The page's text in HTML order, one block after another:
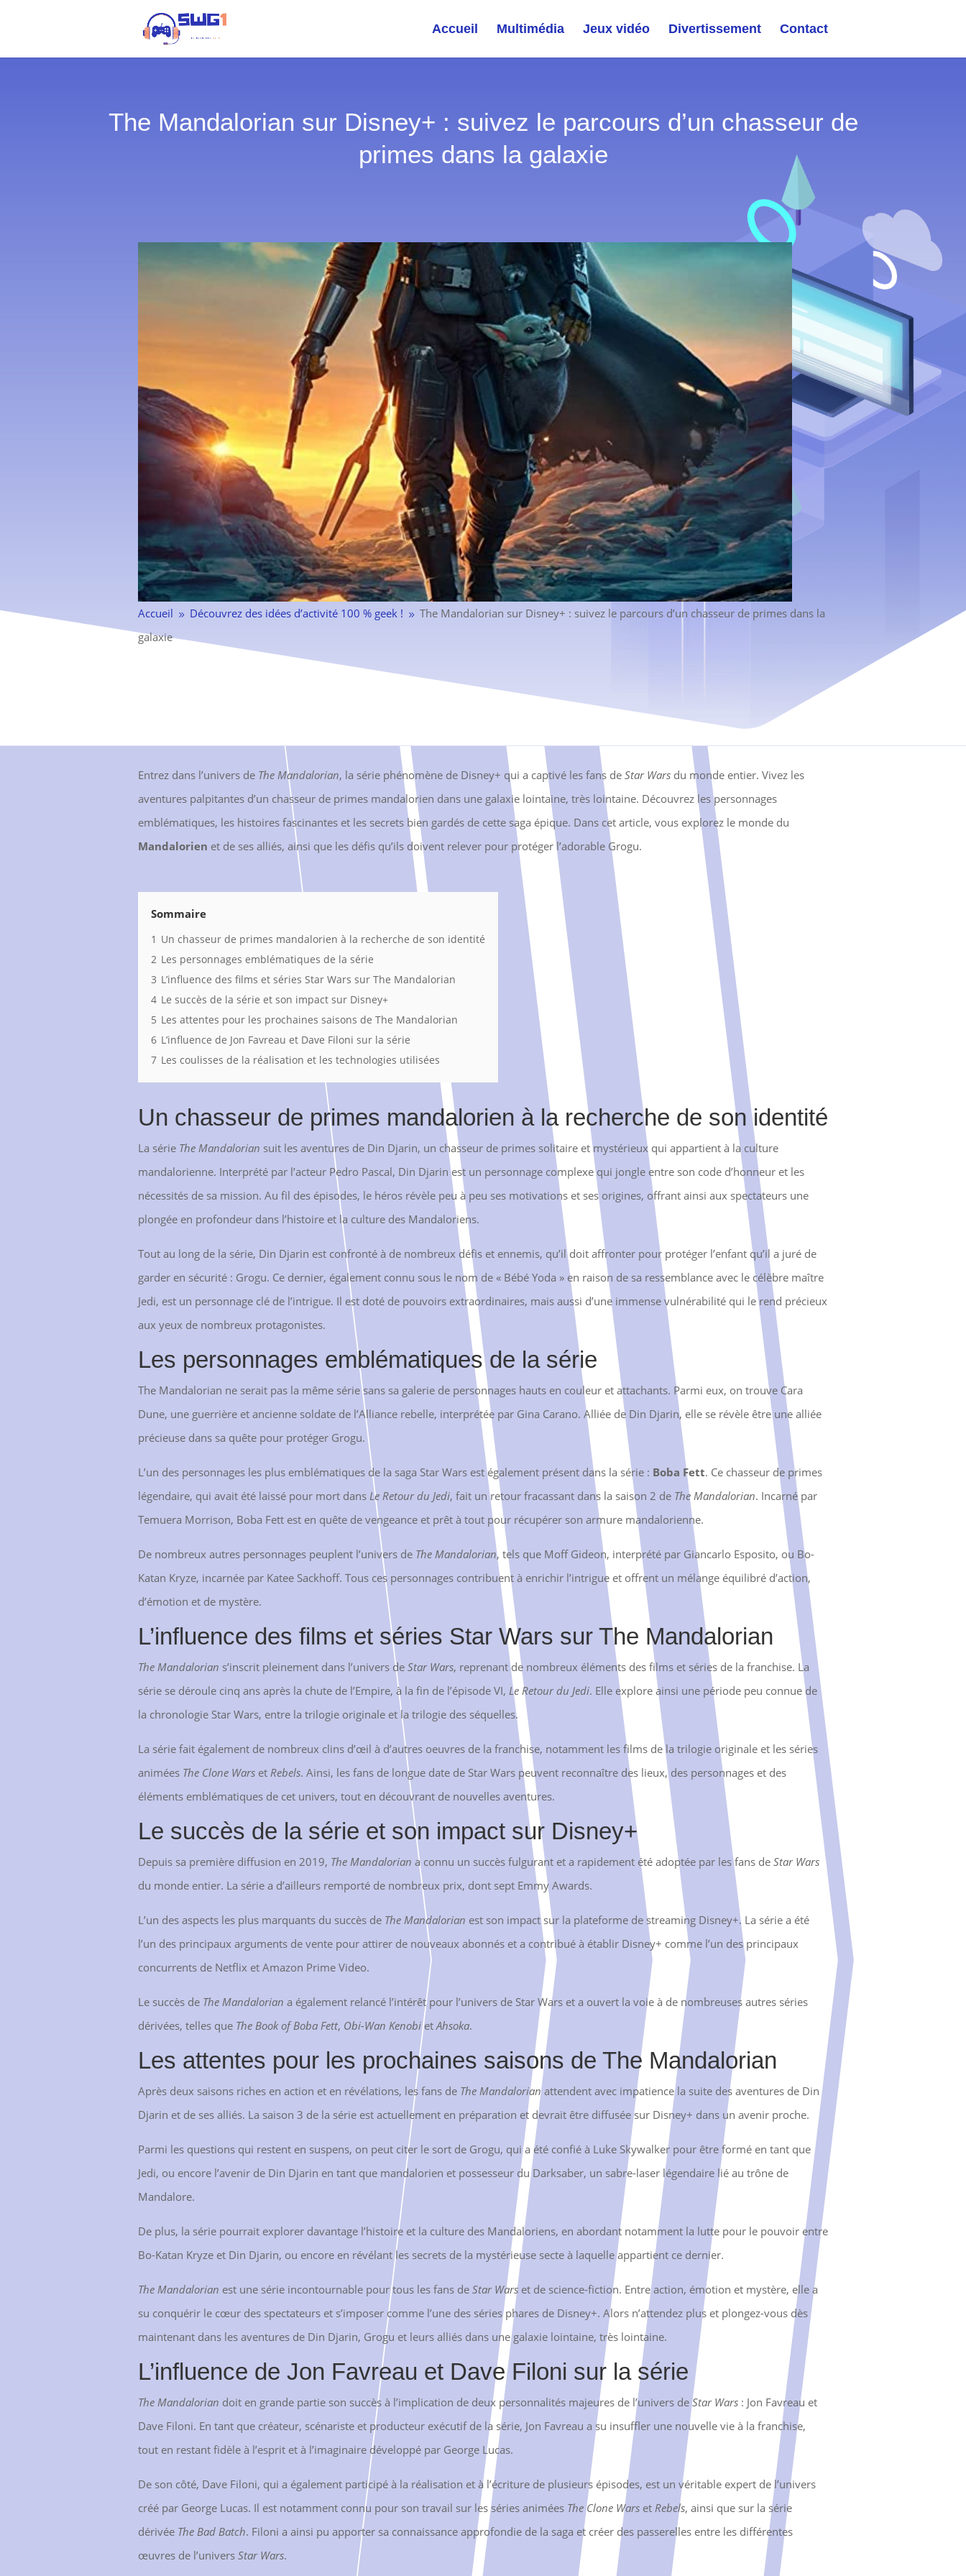
Accueil Multimédia Jeux vidéo Divertissement Contact
The Mandalorian sur Disney+ : suivez le parcours d’un chasseur de
primes dans la galaxie
Accueil 9 Découvrez des idées d’activité 100 % geek ! 9 The Mandalorian sur Disney+ : suivez le parcours d’un chasseur de primes dans la
galaxie
Entrez dans l’univers de The Mandalorian, la série phénomène de Disney+ qui a captivé les fans de Star Wars du monde entier. Vivez les
aventures palpitantes d’un chasseur de primes mandalorien dans une galaxie lointaine, très lointaine. Découvrez les personnages
emblématiques, les histoires fascinantes et les secrets bien gardés de cette saga épique. Dans cet article, vous explorez le monde du
Mandalorien et de ses alliés, ainsi que les défis qu’ils doivent relever pour protéger l’adorable Grogu.
Sommaire
1 Un chasseur de primes mandalorien à la recherche de son identité
2 Les personnages emblématiques de la série
3 L’influence des films et séries Star Wars sur The Mandalorian
4 Le succès de la série et son impact sur Disney+
5 Les attentes pour les prochaines saisons de The Mandalorian
6 L’influence de Jon Favreau et Dave Filoni sur la série
7 Les coulisses de la réalisation et les technologies utilisées
Un chasseur de primes mandalorien à la recherche de son identité
La série The Mandalorian suit les aventures de Din Djarin, un chasseur de primes solitaire et mystérieux qui appartient à la culture
mandalorienne. Interprété par l’acteur Pedro Pascal, Din Djarin est un personnage complexe qui jongle entre son code d’honneur et les
nécessités de sa mission. Au fil des épisodes, le héros révèle peu à peu ses motivations et ses origines, offrant ainsi aux spectateurs une
plongée en profondeur dans l’histoire et la culture des Mandaloriens.
Tout au long de la série, Din Djarin est confronté à de nombreux défis et ennemis, qu’il doit affronter pour protéger l’enfant qu’il a juré de
garder en sécurité : Grogu. Ce dernier, également connu sous le nom de « Bébé Yoda » en raison de sa ressemblance avec le célèbre maître
Jedi, est un personnage clé de l’intrigue. Il est doté de pouvoirs extraordinaires, mais aussi d’une immense vulnérabilité qui le rend précieux
aux yeux de nombreux protagonistes.
Les personnages emblématiques de la série
The Mandalorian ne serait pas la même série sans sa galerie de personnages hauts en couleur et attachants. Parmi eux, on trouve Cara
Dune, une guerrière et ancienne soldate de l’Alliance rebelle, interprétée par Gina Carano. Alliée de Din Djarin, elle se révèle être une alliée
précieuse dans sa quête pour protéger Grogu.
L’un des personnages les plus emblématiques de la saga Star Wars est également présent dans la série : Boba Fett. Ce chasseur de primes
légendaire, qui avait été laissé pour mort dans Le Retour du Jedi, fait un retour fracassant dans la saison 2 de The Mandalorian. Incarné par
Temuera Morrison, Boba Fett est en quête de vengeance et prêt à tout pour récupérer son armure mandalorienne.
De nombreux autres personnages peuplent l’univers de The Mandalorian, tels que Moff Gideon, interprété par Giancarlo Esposito, ou Bo-
Katan Kryze, incarnée par Katee Sackhoff. Tous ces personnages contribuent à enrichir l’intrigue et offrent un mélange équilibré d’action,
d’émotion et de mystère.
L’influence des films et séries Star Wars sur The Mandalorian
The Mandalorian s’inscrit pleinement dans l’univers de Star Wars, reprenant de nombreux éléments des films et séries de la franchise. La
série se déroule cinq ans après la chute de l’Empire, à la fin de l’épisode VI, Le Retour du Jedi. Elle explore ainsi une période peu connue de
la chronologie Star Wars, entre la trilogie originale et la trilogie des séquelles.
La série fait également de nombreux clins d’œil à d’autres oeuvres de la franchise, notamment les films de la trilogie originale et les séries
animées The Clone Wars et Rebels. Ainsi, les fans de longue date de Star Wars peuvent reconnaître des lieux, des personnages et des
éléments emblématiques de cet univers, tout en découvrant de nouvelles aventures.
Le succès de la série et son impact sur Disney+
Depuis sa première diffusion en 2019, The Mandalorian a connu un succès fulgurant et a rapidement été adoptée par les fans de Star Wars
du monde entier. La série a d’ailleurs remporté de nombreux prix, dont sept Emmy Awards.
L’un des aspects les plus marquants du succès de The Mandalorian est son impact sur la plateforme de streaming Disney+. La série a été
l’un des principaux arguments de vente pour attirer de nouveaux abonnés et a contribué à établir Disney+ comme l’un des principaux
concurrents de Netflix et Amazon Prime Video.
Le succès de The Mandalorian a également relancé l’intérêt pour l’univers de Star Wars et a ouvert la voie à de nombreuses autres séries
dérivées, telles que The Book of Boba Fett, Obi-Wan Kenobiet Ahsoka.
Les attentes pour les prochaines saisons de The Mandalorian
Après deux saisons riches en action et en révélations, les fans de The Mandalorianattendent avec impatience la suite des aventures de Din
Djarin et de ses alliés. La saison 3 de la série est actuellement en préparation et devrait être diffusée sur Disney+ dans un avenir proche.
Parmi les questions qui restent en suspens, on peut citer le sort de Grogu, qui a été confié à Luke Skywalker pour être formé en tant que
Jedi, ou encore l’avenir de Din Djarin en tant que mandalorien et possesseur du Darksaber, un sabre-laser légendaire lié au trône de
Mandalore.
De plus, la série pourrait explorer davantage l’histoire et la culture des Mandaloriens, en abordant notamment la lutte pour le pouvoir entre
Bo-Katan Kryze et Din Djarin, ou encore en révélant les secrets de la mystérieuse secte à laquelle appartient ce dernier.
The Mandalorian est une série incontournable pour tous les fans de Star Wars et de science-fiction. Entre action, émotion et mystère, elle a
su conquérir le cœur des spectateurs et s’imposer comme l’une des séries phares de Disney+. Alors n’attendez plus et plongez-vous dès
maintenant dans les aventures de Din Djarin, Grogu et leurs alliés dans une galaxie lointaine, très lointaine.
L’influence de Jon Favreau et Dave Filoni sur la série
The Mandalorian doit en grande partie son succès à l’implication de deux personnalités majeures de l’univers de Star Wars : Jon Favreau et
Dave Filoni. En tant que créateur, scénariste et producteur exécutif de la série, Jon Favreau a su insuffler une nouvelle vie à la franchise,
tout en restant fidèle à l’esprit et à l’imaginaire développé par George Lucas.
De son côté, Dave Filoni, qui a également participé à la réalisation et à l’écriture de plusieurs épisodes, est un véritable expert de l’univers
créé par George Lucas. Il est notamment connu pour son travail sur les séries animées The Clone Wars et Rebels, ainsi que sur la série
dérivée The Bad Batch. Filoni a ainsi pu apporter sa connaissance approfondie de la saga et créer des passerelles entre les différentes
œuvres de l’univers Star Wars.